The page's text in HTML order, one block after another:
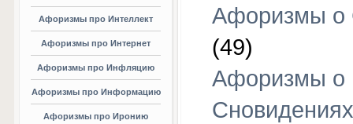
Афоризмы про Интеллект
Афоризмы про Интернет
Афоризмы про Инфляцию
Афоризмы про Информацию
Афоризмы про Иронию
Афоризмы о
(49)
Афоризмы о
Сновидениях